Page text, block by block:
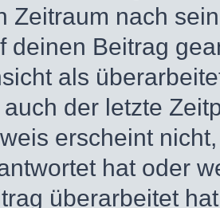
Zeitraum nach
deinen Beitrag
als
der letzte
erscheint
hat oder
überarbeitet